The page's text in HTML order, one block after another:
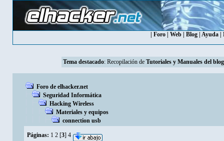
Foro Web Blog Ayuda
Tema destacado: Recopilación de Tutoriales y Manuales del blog
Foro de elhacker.net
Seguridad Informática
Hacking Wireless
Materiales y equipos
connection usb
Páginas: 1 2 [3] 4